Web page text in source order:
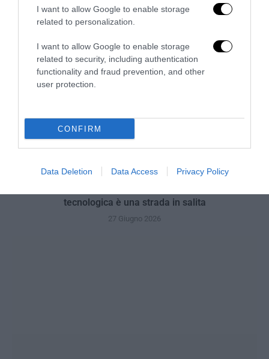
I want to allow Google to enable storage
related to personalization.
I want to allow Google to enable storage
related to security, including authentication
functionality and fraud prevention, and other
user protection.
CONFIRM
Data Deletion Data Access Privacy Policy
tecnologica è una strada in salita
27 Giugno 2026